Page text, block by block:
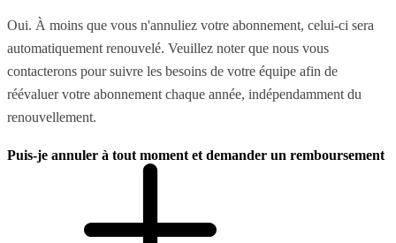
Oui. À moins que vous n'annuliez votre abonnement, celui-ci sera
automatiquement renouvelé. Veuillez noter que nous vous
contacterons pour suivre les besoins de votre équipe afin de
réévaluer votre abonnement chaque année, indépendamment du
renouvellement.
Puis-je annuler à tout moment et demander un remboursement